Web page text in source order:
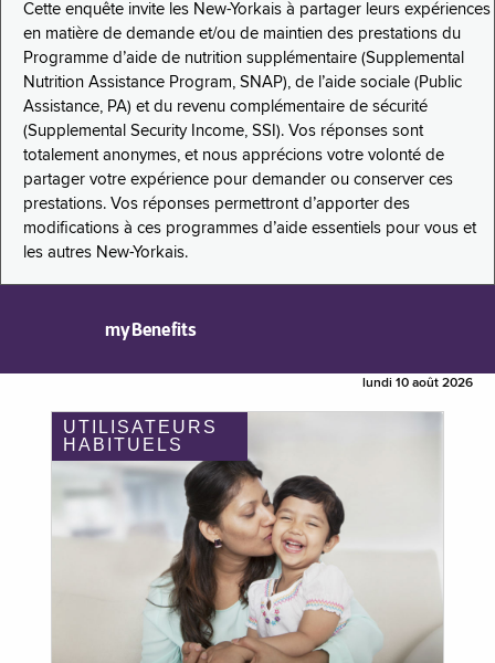
Cette enquête invite les New-Yorkais à partager leurs expériences
en matière de demande et/ou de maintien des prestations du
Programme d’aide de nutrition supplémentaire (Supplemental
Nutrition Assistance Program, SNAP), de l’aide sociale (Public
Assistance, PA) et du revenu complémentaire de sécurité
(Supplemental Security Income, SSI). Vos réponses sont
totalement anonymes, et nous apprécions votre volonté de
partager votre expérience pour demander ou conserver ces
prestations. Vos réponses permettront d’apporter des
modifications à ces programmes d’aide essentiels pour vous et
les autres New-Yorkais.
myBenefits
lundi 10 août 2026
UTILISATEURS
HABITUELS